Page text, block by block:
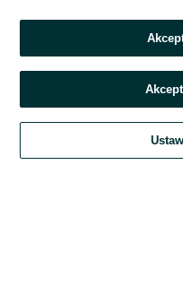
Nie pamiętasz hasła?
Kontynuując za pośrednictwem
Regulamin serwisu